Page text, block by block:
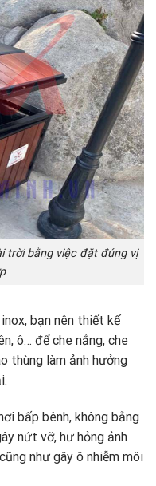
trời bằng việc đặt đúng vị
bạn nên thiết kế
ô… để che nắng, che
thùng làm ảnh hưởng
bấp bênh, không bằng
nứt vỡ, hư hỏng ảnh
như gây ô nhiễm môi